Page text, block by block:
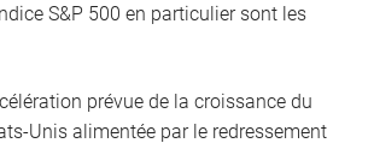
S&P 500 en particulier sont les
prévue de la croissance du
Unis alimentée par le redressement